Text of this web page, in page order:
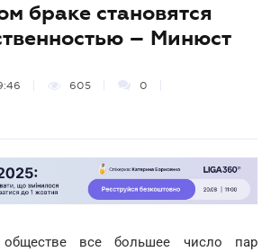
браке становятся
– Минюст
605 0
все большее число пар